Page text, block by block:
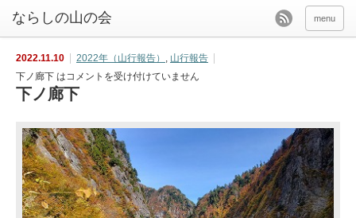
menu
2022.11.10 2022年（山行報告） , 山行報告
下ノ廊下 はコメントを受け付けていません
下ノ廊下